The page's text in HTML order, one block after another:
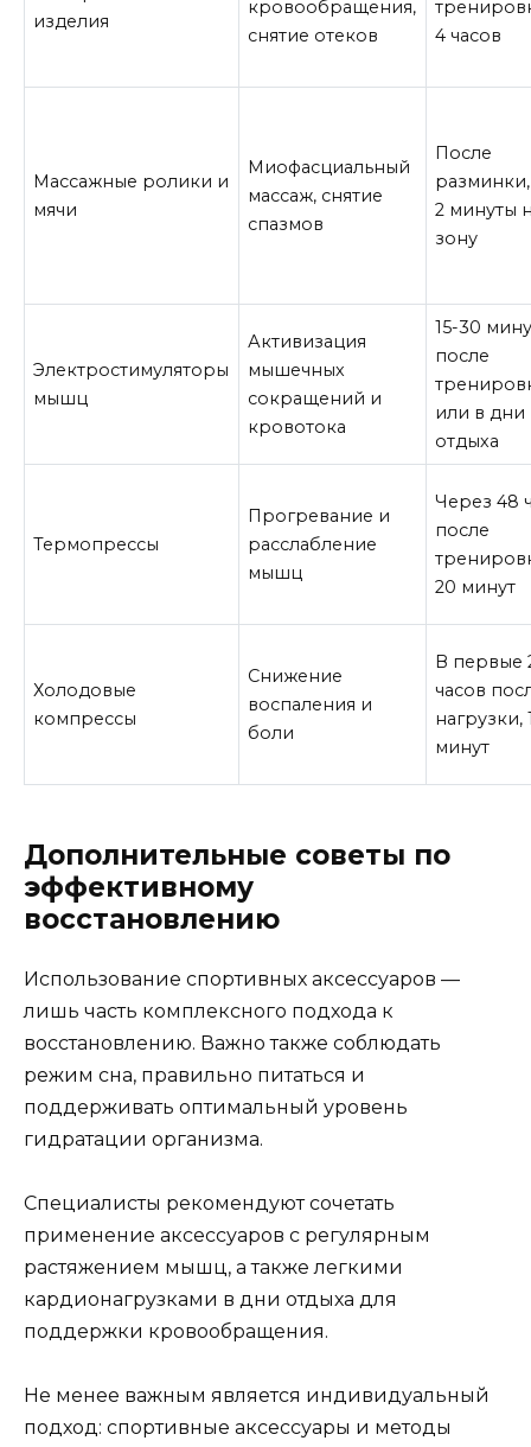
изделия
кровообращения,
снятие отеков
4 часов
Массажные ролики и
мячи
Миофасциальный
массаж, снятие
спазмов
После
2 минуты
зону
Электростимуляторы
мышц
Активизация
мышечных
сокращений и
кровотока
15-30
после
или в дни
отдыха
Термопрессы
Прогревание и
расслабление
мышц
Через 48
после
20 минут
Холодовые
компрессы
Снижение
воспаления и
боли
В первые
часов
нагрузки,
минут
Дополнительные советы по
эффективному
восстановлению
Использование спортивных аксессуаров —
лишь часть комплексного подхода к
восстановлению. Важно также соблюдать
режим сна, правильно питаться и
поддерживать оптимальный уровень
гидратации организма.
Специалисты рекомендуют сочетать
применение аксессуаров с регулярным
растяжением мышц, а также легкими
кардионагрузками в дни отдыха для
поддержки кровообращения.
Не менее важным является индивидуальный
подход: спортивные аксессуары и методы